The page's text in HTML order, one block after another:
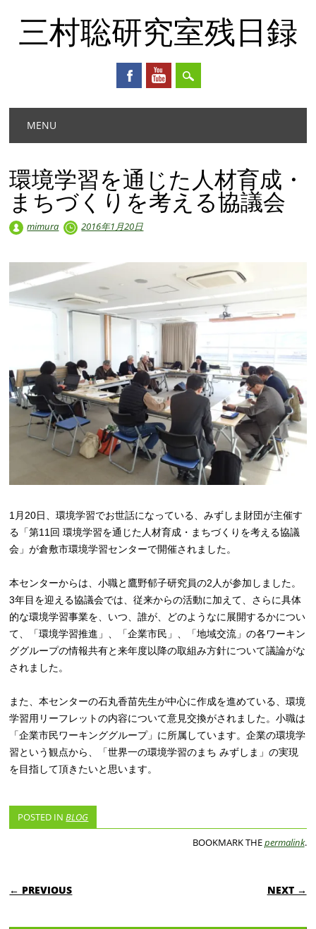
三村聡研究室残日録
Main menu
MENU
環境学習を通じた人材育成・
まちづくりを考える協議会
mimura 2016年1月20日
1月20日、環境学習でお世話になっている、みずしま財団が主催す
る「第11回 環境学習を通じた人材育成・まちづくりを考える協議
会」が倉敷市環境学習センターで開催されました。
本センターからは、小職と鷹野郁子研究員の2人が参加しました。
3年目を迎える協議会では、従来からの活動に加えて、さらに具体
的な環境学習事業を、いつ、誰が、どのようなに展開するかについ
て、「環境学習推進」、「企業市民」、「地域交流」の各ワーキン
ググループの情報共有と来年度以降の取組み方針について議論がな
されました。
また、本センターの石丸香苗先生が中心に作成を進めている、環境
学習用リーフレットの内容について意見交換がされました。小職は
「企業市民ワーキンググループ」に所属しています。企業の環境学
習という観点から、「世界一の環境学習のまち みずしま」の実現
を目指して頂きたいと思います。
POSTED INBLOG
BOOKMARK THEpermalink.
POST NAVIGATION
← PREVIOUS NEXT →